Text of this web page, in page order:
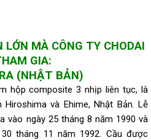
LỚN MÀ CÔNG TY CHODAI
GIA:
(NHẬT BẢN)
hộp composite 3 nhịp liên tục, là
và Ehime, Nhật Bản. Lễ
vào ngày 25 tháng 8 năm 1990 và
tháng 11 năm 1992. Cầu được